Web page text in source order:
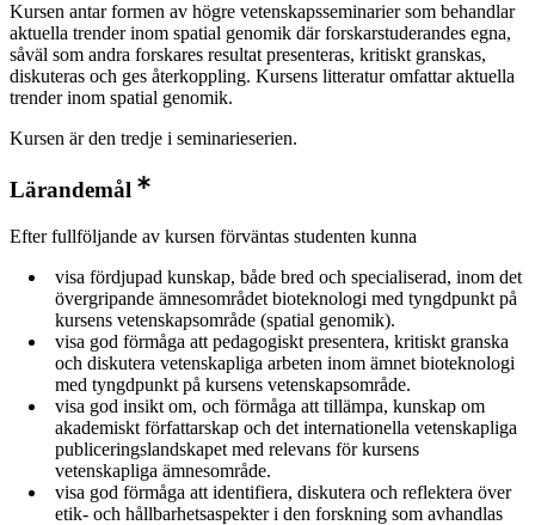
Kursen antar formen av högre vetenskapsseminarier som behandlar
aktuella trender inom spatial genomik där forskarstuderandes egna,
såväl som andra forskares resultat presenteras, kritiskt granskas,
diskuteras och ges återkoppling. Kursens litteratur omfattar aktuella
trender inom spatial genomik.
Kursen är den tredje i seminarieserien.
Lärandemål
Efter fullföljande av kursen förväntas studenten kunna
visa fördjupad kunskap, både bred och specialiserad, inom det
övergripande ämnesområdet bioteknologi med tyngdpunkt på
kursens vetenskapsområde (spatial genomik).
visa god förmåga att pedagogiskt presentera, kritiskt granska
och diskutera vetenskapliga arbeten inom ämnet bioteknologi
med tyngdpunkt på kursens vetenskapsområde.
visa god insikt om, och förmåga att tillämpa, kunskap om
akademiskt författarskap och det internationella vetenskapliga
publiceringslandskapet med relevans för kursens
vetenskapliga ämnesområde.
visa god förmåga att identifiera, diskutera och reflektera över
etik- och hållbarhetsaspekter i den forskning som avhandlas